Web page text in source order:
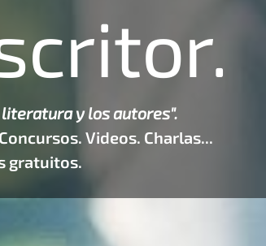
y los autores".
Videos. Charlas...
gratuitos.